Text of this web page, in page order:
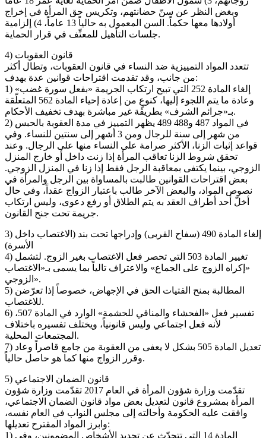
وبغض النظر عن سنّ حضانتهم، وتكريس حق المرأة في إخراج
أولادها معها حكماً. السن المعمول به حالياً 13 عاماً، 4) إلزامية
جلسات التأهيل للمعنِّف في قرار الحماية.
4) قانون العقوبات
تتعدد المواد التمييزية ضد النساء في قانون العقوبات، وتطال أكثر
من جانب، وقد تقدمت اقتراحات قوانين عدة بهدف:
1) إلغاء المادة 252 التي تبيح ارتكاب الجريمة «بفعل سورة غضب»
وعادة ما يتم اللجوء إليها، كنوعٍ من إعادة إحياء المادة 562 المتعلّقة
بـ«جرائم الشرف» بطريقة غير مباشرة بهدف تخفيف الأحكام.
2) في المواد 487 و488 489 يظهر التمييز في مدة العقوبة بالحبس
من شهر إلى سنة للرجال ومن 3 أشهر إلى سنتين للنساء. وفي
قواعد إثبات الزنا، الأكثر صرامة على النساء منها على الرجال. وعند
تحقق شروط الزنا تعاقب المرأة إذا زنت داخل أو خارج المنزل
الزوجي، بينما يكتفى بمعاقبة الرجل فقط إذا زنا في المنزل الزوجي.
بعض اقتراحات القوانين طالبت بالمساواة بين الرجل والمرأة في
نصوص المواد، والبعض الآخر طالب باعتبار الزواج عقداً، وفي حال
أخلّ أحد أطراف العقد به يتم الطلاق أو رفع دعوى، وليس ارتكاب
جريمة تحت جنح القانون.
3) إلغاء المادة 490 (سفاح القربى) وإدراجها تحت بند (الاغتصاب داخل
الأسرة)
4) تغيير المادة 503 التي تحصر فعل الاغتصاب بغير الزوج. لتشمل
«إكراه الزوج على الجماع» والاعتراف تالياً بما يسمى بـ«الاغتصاب
الزوجي».
5) المطالبة بمنح الفتيات الحق في الإجهاض، خصوصاً إذا تعرّضن
للاغتصاب.
6) تفسير فعل «الفحشاء والمنافي للحشمة» الوارد في المادة 507،
لأنه فعل اجتماعي وليس قانونياً، ويختلف تفسيره باختلاف
المجتمعات المحلية.
7) تعديل المادة 505 بشكل لا يعفى من العقوبة من جامع قاصراً وعاد
وقرر الزواج منها كما هو حاصل حالياً.
5) قانون الضمان الاجتماعي
تقدّمت وزارة شؤون المرأة في العام 2017 تقدّمت وزارة شؤون
المرأة بمشروع قانون لتعديل بعض مواد قانون الضمان الاجتماعي،
وافقت عليه الحكومة وأحالته إلى مجلس النواب في العام نفسه،
وابرز المواد المقترح تعديلها:
1) المادة 14 التي تتحدّث عن تحديد الأشخاص المضمونين، وفي